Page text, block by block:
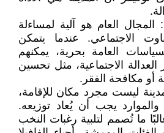
العام هو آلية لمساءلة
الاجتماعي. عندما يتمكن
العامة بحرية، يمكنهم
العدالة الاجتماعية، مثل تحسين
أو مكافحة الفقر.
ليست مجرد مكان للإقامة،
يجب أن يُعاد توزيعه.
ما تُصمم لتلبية رغبات النخب